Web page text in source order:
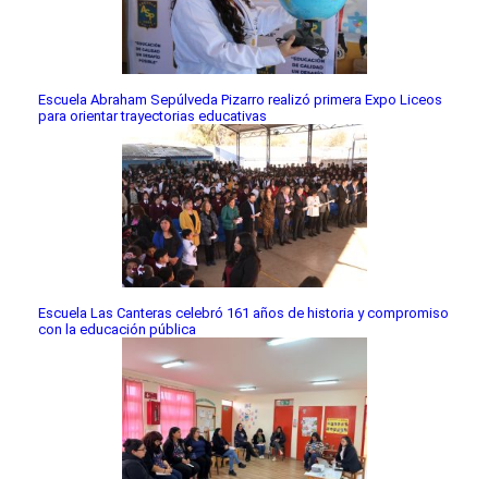
Escuela Abraham Sepúlveda Pizarro realizó primera Expo Liceos
para orientar trayectorias educativas
Escuela Las Canteras celebró 161 años de historia y compromiso
con la educación pública